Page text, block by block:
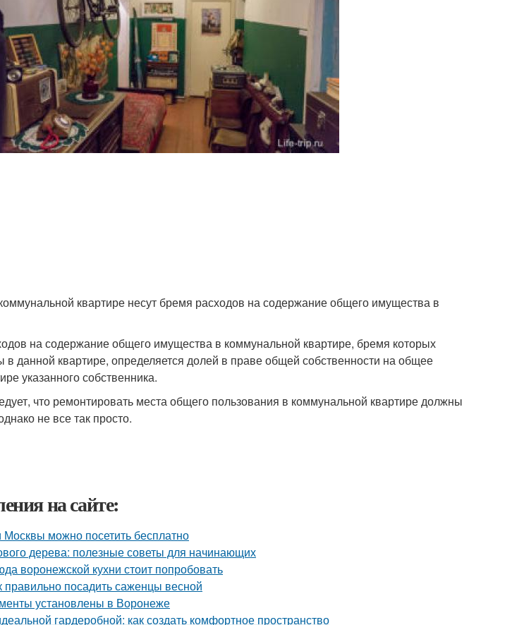
квартире несут бремя расходов на содержание общего имущества в
на содержание общего имущества в коммунальной квартире, бремя которых
в данной квартире, определяется долей в праве общей собственности на общее
указанного собственника.
что ремонтировать места общего пользования в коммунальной квартире должны
не все так просто.
на сайте:
можно посетить бесплатно
дерева: полезные советы для начинающих
воронежской кухни стоит попробовать
правильно посадить саженцы весной
установлены в Воронеже
гардеробной: как создать комфортное пространство